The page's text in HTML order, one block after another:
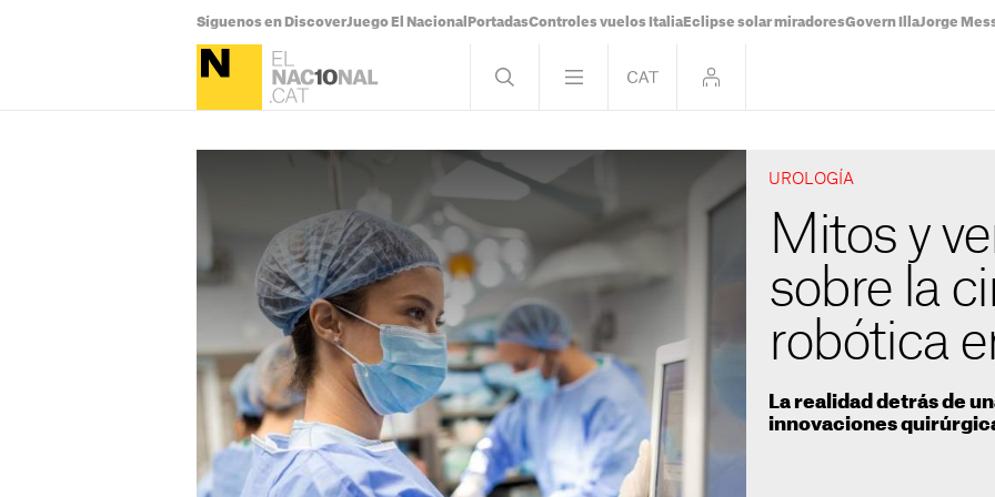
Síguenos en DiscoverJuego El Nacional PortadasControles vuelos Italia Eclipse solar miradoresGovern IllaJorge
UROLOGÍA
Mitos y
sobre la
robótica
La realidad detrás de
innovaciones